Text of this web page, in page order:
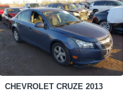
CHEVROLET CRUZE 2013